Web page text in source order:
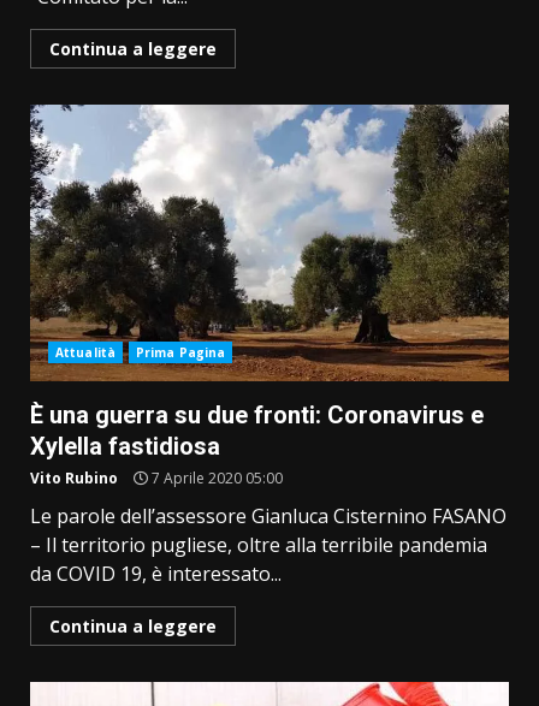
Continua a leggere
Attualità Prima Pagina
È una guerra su due fronti: Coronavirus e
Xylella fastidiosa
Vito Rubino 7 Aprile 2020 05:00
Le parole dell’assessore Gianluca Cisternino FASANO
– Il territorio pugliese, oltre alla terribile pandemia
da COVID 19, è interessato...
Continua a leggere